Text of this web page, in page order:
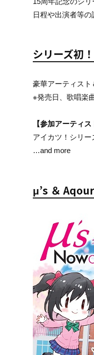
日程や出演者等の
シリーズ初
豪華アーティスト
※発売日、歌唱楽
【参加アーティス
アイカツ！シリ
…and more
μ’s ＆